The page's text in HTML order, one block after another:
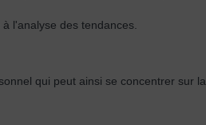
à l'analyse des tendances.
qui peut ainsi se concentrer sur la